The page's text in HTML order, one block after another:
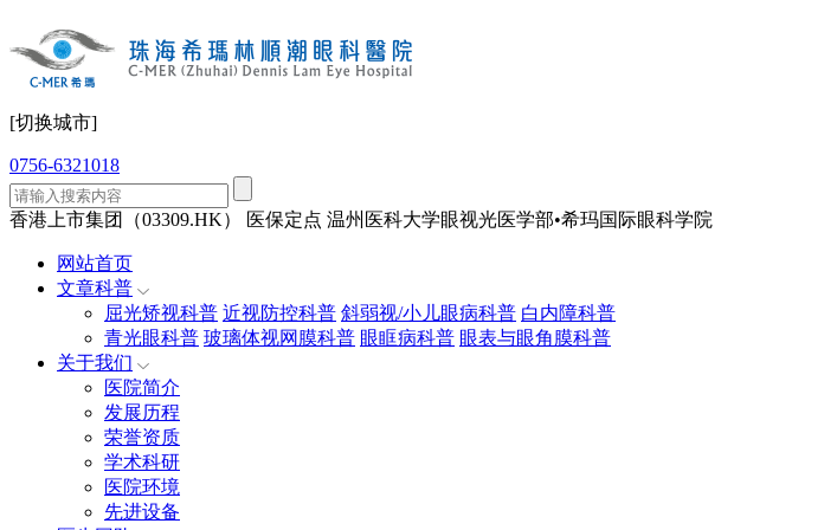
[切换城市]
0756-6321018
香港上市集团（03309.HK） 医保定点 温州医科大学眼视光医学部•希玛国际眼科学院
网站首页
文章科普
屈光矫视科普 近视防控科普 斜弱视/小儿眼病科普 白内障科普
青光眼科普 玻璃体视网膜科普 眼眶病科普 眼表与眼角膜科普
关于我们
医院简介
发展历程
荣誉资质
学术科研
医院环境
先进设备